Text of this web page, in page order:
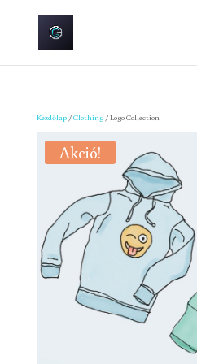
Kezdőlap/Clothing/ Logo Collection
Akció!